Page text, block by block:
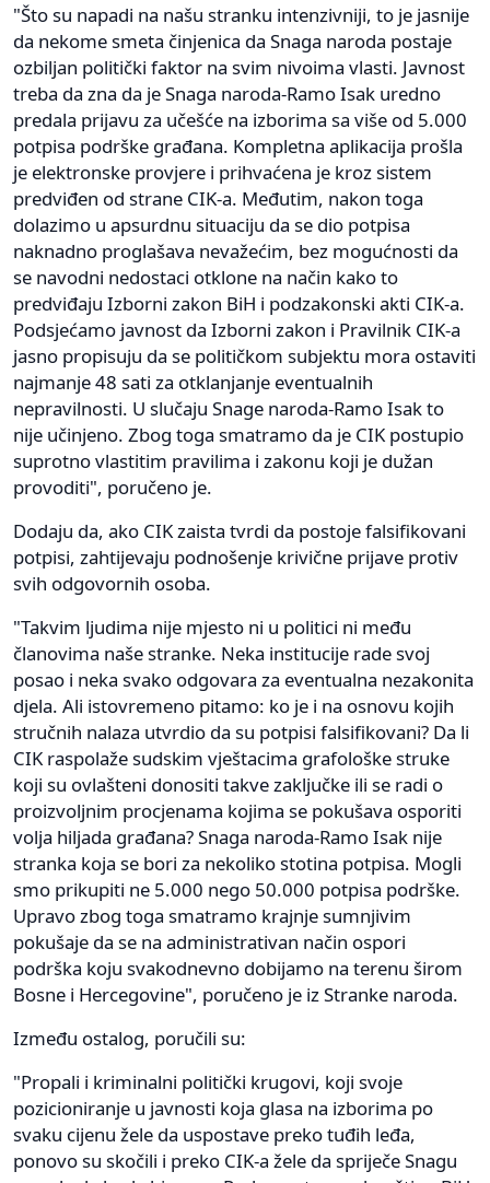
"Što su napadi na našu stranku intenzivniji, to je jasnije
da nekome smeta činjenica da Snaga naroda postaje
ozbiljan politički faktor na svim nivoima vlasti. Javnost
treba da zna da je Snaga naroda-Ramo Isak uredno
predala prijavu za učešće na izborima sa više od 5.000
potpisa podrške građana. Kompletna aplikacija prošla
je elektronske provjere i prihvaćena je kroz sistem
predviđen od strane CIK-a. Međutim, nakon toga
dolazimo u apsurdnu situaciju da se dio potpisa
naknadno proglašava nevažećim, bez mogućnosti da
se navodni nedostaci otklone na način kako to
predviđaju Izborni zakon BiH i podzakonski akti CIK-a.
Podsjećamo javnost da Izborni zakon i Pravilnik CIK-a
jasno propisuju da se političkom subjektu mora ostaviti
najmanje 48 sati za otklanjanje eventualnih
nepravilnosti. U slučaju Snage naroda-Ramo Isak to
nije učinjeno. Zbog toga smatramo da je CIK postupio
suprotno vlastitim pravilima i zakonu koji je dužan
provoditi", poručeno je.
Dodaju da, ako CIK zaista tvrdi da postoje falsifikovani
potpisi, zahtijevaju podnošenje krivične prijave protiv
svih odgovornih osoba.
"Takvim ljudima nije mjesto ni u politici ni među
članovima naše stranke. Neka institucije rade svoj
posao i neka svako odgovara za eventualna nezakonita
djela. Ali istovremeno pitamo: ko je i na osnovu kojih
stručnih nalaza utvrdio da su potpisi falsifikovani? Da li
CIK raspolaže sudskim vještacima grafološke struke
koji su ovlašteni donositi takve zaključke ili se radi o
proizvoljnim procjenama kojima se pokušava osporiti
volja hiljada građana? Snaga naroda-Ramo Isak nije
stranka koja se bori za nekoliko stotina potpisa. Mogli
smo prikupiti ne 5.000 nego 50.000 potpisa podrške.
Upravo zbog toga smatramo krajnje sumnjivim
pokušaje da se na administrativan način ospori
podrška koju svakodnevno dobijamo na terenu širom
Bosne i Hercegovine", poručeno je iz Stranke naroda.
Između ostalog, poručili su:
"Propali i kriminalni politički krugovi, koji svoje
pozicioniranje u javnosti koja glasa na izborima po
svaku cijenu žele da uspostave preko tuđih leđa,
ponovo su skočili i preko CIK-a žele da spriječe Snagu